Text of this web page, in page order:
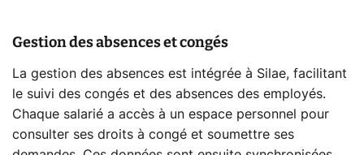
Gestion des absences et congés
La gestion des absences est intégrée à Silae, facilitant
le suivi des congés et des absences des employés.
Chaque salarié a accès à un espace personnel pour
consulter ses droits à congé et soumettre ses